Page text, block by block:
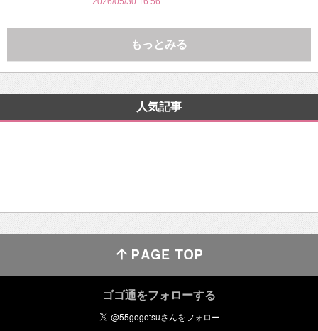
もっとみる
人気記事
ゴゴ通をフォローする